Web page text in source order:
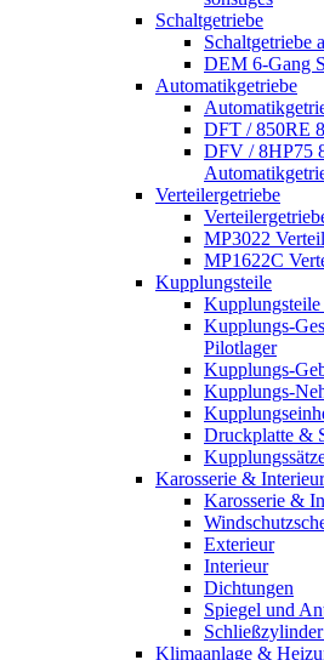
Schaltgetriebe
Schaltgetriebe
DEM 6-Gang
Automatikgetriebe
DFT / 850RE
DFV / 8HP75
Verteilergetriebe
MP3022
MP1622C
Kupplungsteile
Kupplungsteile
Kupplungs-
Pilotlager
Kupplungs-
Kupplungs-
Druckplatte &
Karosserie & Interieur
Karosserie &
Exterieur
Interieur
Dichtungen
Spiegel und
Klimaanlage &